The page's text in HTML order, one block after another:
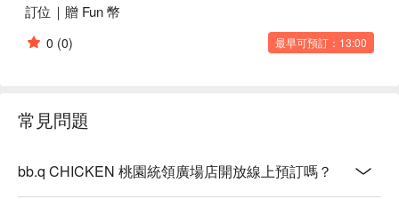
🍽️ 口碑必點
【去骨炸雞雙拼】雙重口味，酥脆無骨體驗
【半雞拼盤】香嫩多汁，半雞多元風味
【招牌黃金炸雞】酥脆金黃，肉質鮮嫩多汁
【金瑪莉冬粉捲】細緻冬粉，脆皮包裹香嫩
【打氣餐】多樣美味，飽滿口感
訂位｜贈 Fun 幣
0 (0) 最早可預訂：13:00
常見問題
bb.q CHICKEN 桃園統領廣場店開放線上預訂嗎？